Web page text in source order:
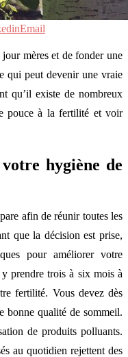
Email
mères et de fonder une
qui peut devenir une vraie
qu’il existe de nombreux
pouce à la fertilité et voir
hygiène de
afin de réunir toutes les
que la décision est prise,
pour améliorer votre
prendre trois à six mois à
fertilité. Vous devez dès
bonne qualité de sommeil.
de produits polluants.
au quotidien rejettent des